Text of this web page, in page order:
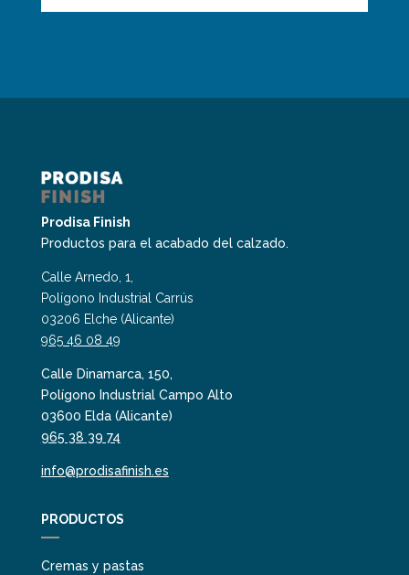
Prodisa Finish
Productos para el acabado del calzado.
Calle Arnedo, 1,
Polígono Industrial Carrús
03206 Elche (Alicante)
965 46 08 49
Calle Dinamarca, 150,
Polígono Industrial Campo Alto
03600 Elda (Alicante)
965 38 39 74
info@prodisafinish.es
PRODUCTOS
Cremas y pastas